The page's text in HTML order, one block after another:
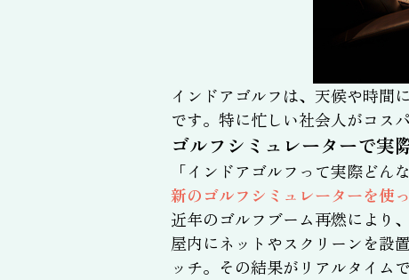
インドアゴルフは、天候や時間
です。特に忙しい社会人がコス
ゴルフシミュレーターで実
「インドアゴルフって実際ど
新のゴルフシミュレーターを使
近年のゴルフブーム再燃により
屋内にネットやスクリーンを設
ッチ。その結果がリアルタイム